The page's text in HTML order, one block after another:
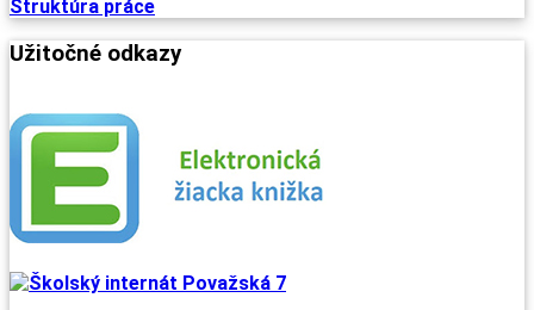
Štruktúra práce
Užitočné odkazy